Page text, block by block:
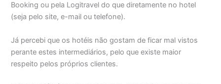
Booking ou pela Logitravel do que diretamente no hotel
(seja pelo site, e-mail ou telefone).
Já percebi que os hotéis não gostam de ficar mal vistos
perante estes intermediários, pelo que existe maior
respeito pelos próprios clientes.